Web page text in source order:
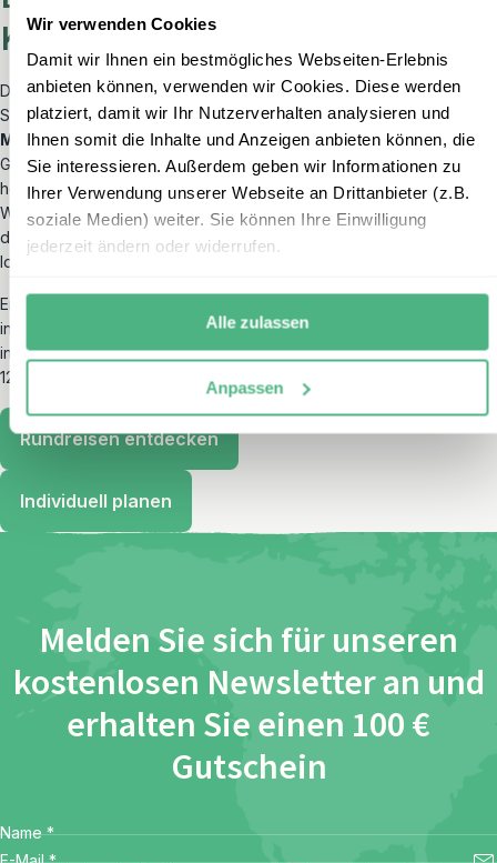
Wir verwenden Cookies
Damit wir Ihnen ein bestmögliches Webseiten-Erlebnis
anbieten können, verwenden wir Cookies. Diese werden
platziert, damit wir Ihr Nutzerverhalten analysieren und
Ihnen somit die Inhalte und Anzeigen anbieten können, die
Sie interessieren. Außerdem geben wir Informationen zu
Ihrer Verwendung unserer Webseite an Drittanbieter (z.B.
soziale Medien) weiter. Sie können Ihre Einwilligung
jederzeit ändern oder widerrufen.
Alle zulassen
Anpassen
Kanaren
Die kanarische Küche verbindet spanische Tradition mit regionalen
Spezialitäten. Besonders bekannt sind diepapas arrugadas mit
Mojo-Sauce, frischer Fisch, Ziegenkäse und das traditionelle
Gofio. In Bars werden kleine Häppchen, die hierenyesques
heißen, serviert – perfekt zum Probieren und Teilen. Auch
Weinliebhaber kommen auf ihre Kosten: Auf Lanzarote gedeihen
die Reben in der Vulkanlandschaft von La Geria, auf La Palma
locken traditionsreiche Bodegas.
Ein Essen im Restaurant ist auf den Kanaren meist ähnlich teuer wie
in Deutschland: für ein einfaches Menü zahlen Sie etwa 10–15 Euro,
in einem Restaurant liegen die Preise für ein Hauptgericht zwischen
12 und 20 Euro.
Rundreisen entdecken
Individuell planen
Melden Sie sich für unseren
kostenlosen Newsletter an und
erhalten Sie einen 100 €
Gutschein
Name *